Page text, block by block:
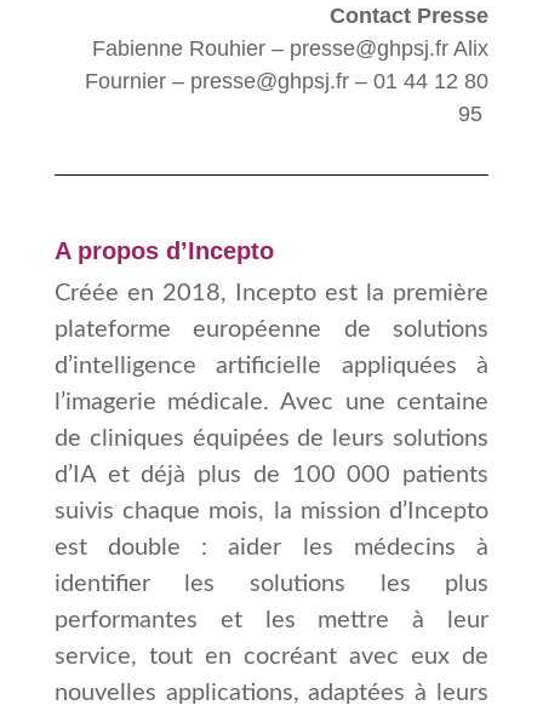
Contact Presse
Fabienne Rouhier – presse@ghpsj.fr Alix
Fournier – presse@ghpsj.fr – 01 44 12 80
95
A propos d’Incepto
Créée en 2018, Incepto est la première
plateforme européenne de solutions
d’intelligence artificielle appliquées à
l’imagerie médicale. Avec une centaine
de cliniques équipées de leurs solutions
d’IA et déjà plus de 100 000 patients
suivis chaque mois, la mission d’Incepto
est double : aider les médecins à
identifier les solutions les plus
performantes et les mettre à leur
service, tout en cocréant avec eux de
nouvelles applications, adaptées à leurs